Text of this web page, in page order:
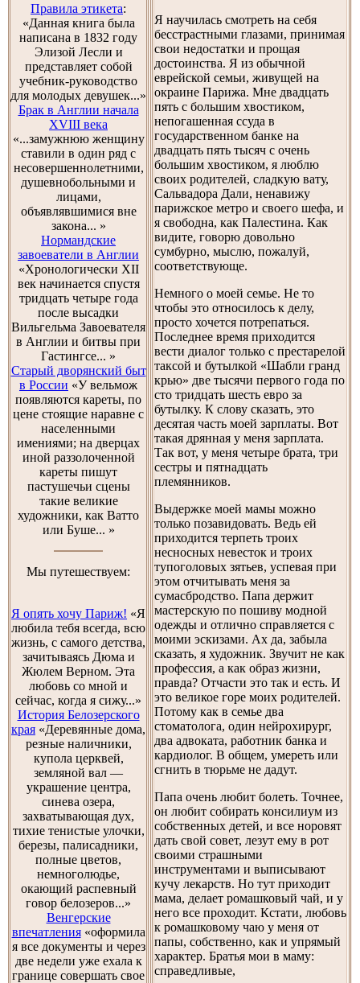
Правила этикета:
«Данная книга была
написана в 1832 году
Элизой Лесли и
представляет собой
учебник-руководство
для молодых девушек...»
Брак в Англии начала
XVIII века
«...замужнюю женщину
ставили в один ряд с
несовершеннолетними,
душевнобольными и
лицами,
объявлявшимися вне
закона... »
Нормандские
завоеватели в Англии
«Хронологически XII
век начинается спустя
тридцать четыре года
после высадки
Вильгельма Завоевателя
в Англии и битвы при
Гастингсе... »
Старый дворянский быт
в России «У вельмож
появляются кареты, по
цене стоящие наравне с
населенными
имениями; на дверцах
иной раззолоченной
кареты пишут
пастушечьи сцены
такие великие
художники, как Ватто
или Буше... »
Мы путешествуем:
Я опять хочу Париж! «Я
любила тебя всегда, всю
жизнь, с самого детства,
зачитываясь Дюма и
Жюлем Верном. Эта
любовь со мной и
сейчас, когда я сижу...»
История Белозерского
края «Деревянные дома,
резные наличники,
купола церквей,
земляной вал —
украшение центра,
синева озера,
захватывающая дух,
тихие тенистые улочки,
березы, палисадники,
полные цветов,
немноголюдье,
окающий распевный
говор белозеров...»
Венгерские
впечатления «оформила
я все документы и через
две недели уже ехала к
границе совершать свое
Я научилась смотреть на себя
бесстрастными глазами, принимая
свои недостатки и прощая
достоинства. Я из обычной
еврейской семьи, живущей на
окраине Парижа. Мне двадцать
пять с большим хвостиком,
непогашенная ссуда в
государственном банке на
двадцать пять тысяч с очень
большим хвостиком, я люблю
своих родителей, сладкую вату,
Сальвадора Дали, ненавижу
парижское метро и своего шефа, и
я свободна, как Палестина. Как
видите, говорю довольно
сумбурно, мыслю, пожалуй,
соответствующе.
Немного о моей семье. Не то
чтобы это относилось к делу,
просто хочется потрепаться.
Последнее время приходится
вести диалог только с престарелой
таксой и бутылкой «Шабли гранд
крью» две тысячи первого года по
сто тридцать шесть евро за
бутылку. К слову сказать, это
десятая часть моей зарплаты. Вот
такая дрянная у меня зарплата.
Так вот, у меня четыре брата, три
сестры и пятнадцать
племянников.
Выдержке моей мамы можно
только позавидовать. Ведь ей
приходится терпеть троих
несносных невесток и троих
тупоголовых зятьев, успевая при
этом отчитывать меня за
сумасбродство. Папа держит
мастерскую по пошиву модной
одежды и отлично справляется с
моими эскизами. Ах да, забыла
сказать, я художник. Звучит не как
профессия, а как образ жизни,
правда? Отчасти это так и есть. И
это великое горе моих родителей.
Потому как в семье два
стоматолога, один нейрохирург,
два адвоката, работник банка и
кардиолог. В общем, умереть или
сгнить в тюрьме не дадут.
Папа очень любит болеть. Точнее,
он любит собирать консилиум из
собственных детей, и все норовят
дать свой совет, лезут ему в рот
своими страшными
инструментами и выписывают
кучу лекарств. Но тут приходит
мама, делает ромашковый чай, и у
него все проходит. Кстати, любовь
к ромашковому чаю у меня от
папы, собственно, как и упрямый
характер. Братья мои в маму:
справедливые,